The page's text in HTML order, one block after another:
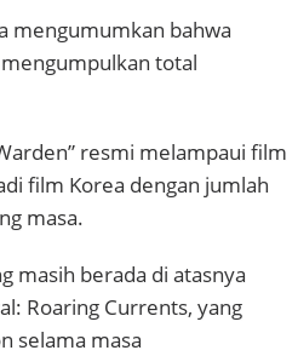
mengumumkan bahwa
total
resmi melampaui film
film Korea dengan jumlah
masa.
masih berada di atasnya
Roaring Currents, yang
selama masa